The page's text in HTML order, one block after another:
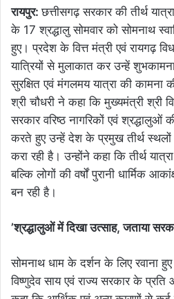
रायपुर:छत्तीसगढ़ सरकार की तीर्थ
के 17 श्रद्धालु सोमवार को सोमनाथ
हुए। प्रदेश के वित्त मंत्री एवं रायगढ़
यात्रियों से मुलाकात कर उन्हें
सुरक्षित एवं मंगलमय यात्रा की कामना
श्री चौधरी ने कहा कि मुख्यमंत्री श्री
सरकार वरिष्ठ नागरिकों एवं श्रद्धालुओं
करते हुए उन्हें देश के प्रमुख तीर्थ
करा रही है। उन्होंने कहा कि तीर्थ
बल्कि लोगों की वर्षों पुरानी धार्मिक
बन रही है।
’श्रद्धालुओं में दिखा उत्साह, जताया
सोमनाथ धाम के दर्शन के लिए रवाना
विष्णुदेव साय एवं राज्य सरकार के प्रति